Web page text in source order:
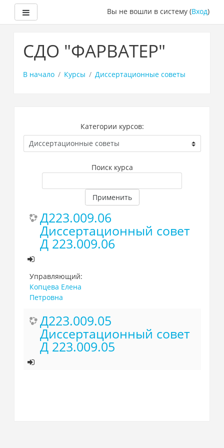
основному
содержанию
Вы не вошли в систему (Вход)
СДО "ФАРВАТЕР"
В начало Курсы Диссертационные советы
Категории курсов:
Поиск курса
Применить
Д223.009.06
Диссертационный совет
Д 223.009.06
Управляющий:
Копцева Елена
Петровна
Д223.009.05
Диссертационный совет
Д 223.009.05